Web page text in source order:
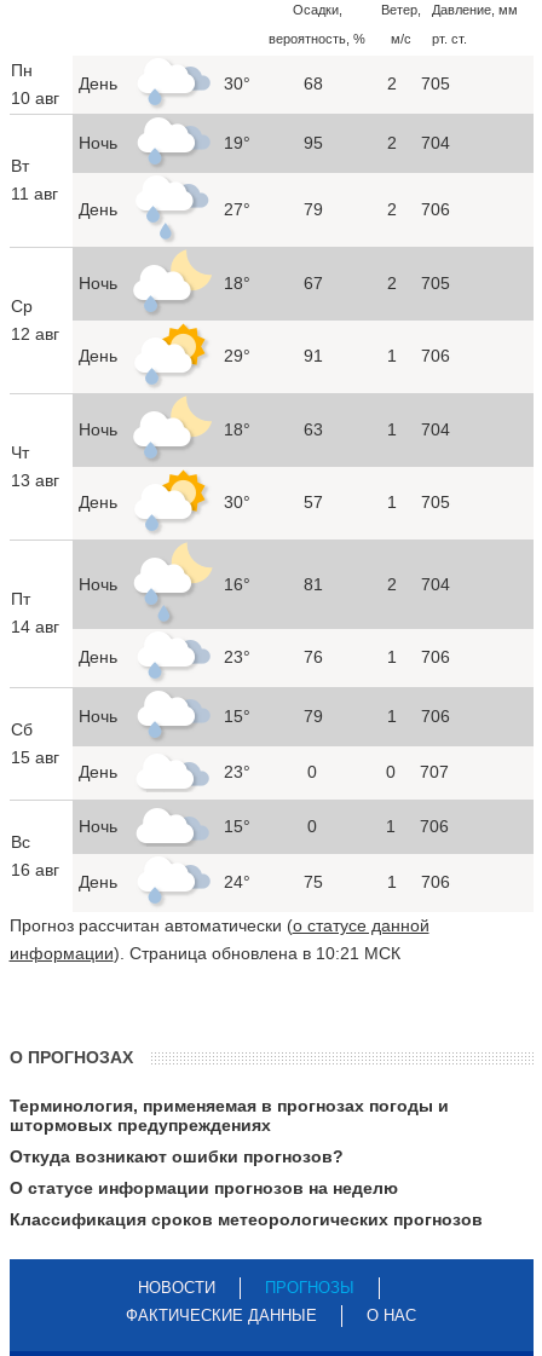
Осадки,
вероятность, %
Ветер,
м/с
Давление, мм
рт. ст.
Пн
10 авг
День 30° 68 2 705
Вт
11 авг
Ночь 19° 95 2 704
День 27° 79 2 706
Ср
12 авг
Ночь 18° 67 2 705
День 29° 91 1 706
Чт
13 авг
Ночь 18° 63 1 704
День 30° 57 1 705
Пт
14 авг
Ночь 16° 81 2 704
День 23° 76 1 706
Сб
15 авг
Ночь 15° 79 1 706
День 23° 0 0 707
Вс
16 авг
Ночь 15° 0 1 706
День 24° 75 1 706
Прогноз рассчитан автоматически (о статусе данной
информации). Страница обновлена в 10:21 МСК
О ПРОГНОЗАХ
Терминология, применяемая в прогнозах погоды и
штормовых предупреждениях
Откуда возникают ошибки прогнозов?
О статусе информации прогнозов на неделю
Классификация сроков метеорологических прогнозов
НОВОСТИ
ПРОГНОЗЫ
ФАКТИЧЕСКИЕ ДАННЫЕ
О НАС